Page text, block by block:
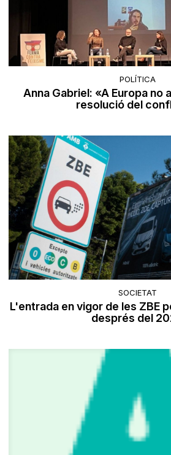
POLÍTICA
Anna Gabriel: «A Europa no
resolució del
SOCIETAT
L'entrada en vigor de les ZBE
després del